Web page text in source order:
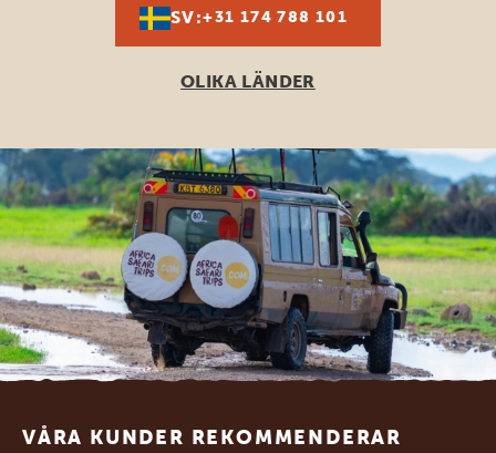
SV:+31 174 788 101
OLIKA LÄNDER
VÅRA KUNDER REKOMMENDERAR